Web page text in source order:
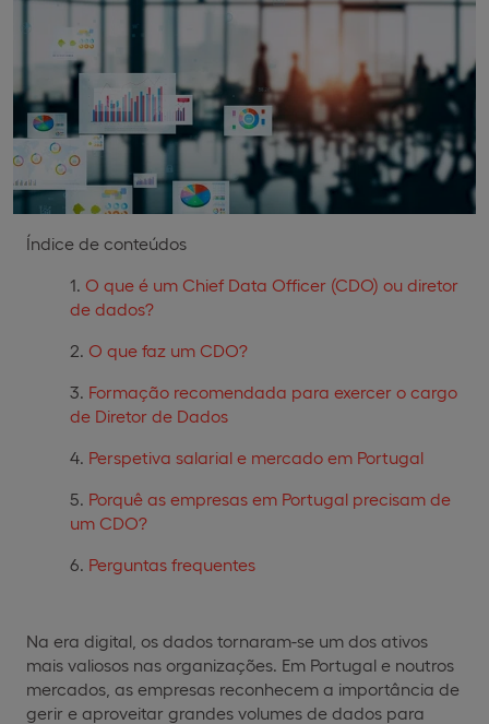
Índice de conteúdos
O que é um Chief Data Officer (CDO) ou diretor
de dados?
O que faz um CDO?
Formação recomendada para exercer o cargo
de Diretor de Dados
Perspetiva salarial e mercado em Portugal
Porquê as empresas em Portugal precisam de
um CDO?
Perguntas frequentes
Na era digital, os dados tornaram-se um dos ativos
mais valiosos nas organizações. Em Portugal e noutros
mercados, as empresas reconhecem a importância de
gerir e aproveitar grandes volumes de dados para